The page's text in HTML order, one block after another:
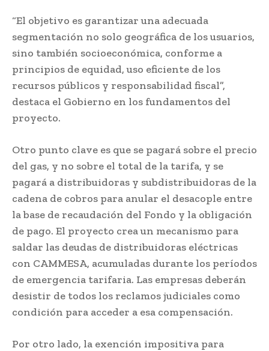
“El objetivo es garantizar una adecuada
segmentación no solo geográfica de los usuarios,
sino también socioeconómica, conforme a
principios de equidad, uso eficiente de los
recursos públicos y responsabilidad fiscal”,
destaca el Gobierno en los fundamentos del
proyecto.
Otro punto clave es que se pagará sobre el precio
del gas, y no sobre el total de la tarifa, y se
pagará a distribuidoras y subdistribuidoras de la
cadena de cobros para anular el desacople entre
la base de recaudación del Fondo y la obligación
de pago. El proyecto crea un mecanismo para
saldar las deudas de distribuidoras eléctricas
con CAMMESA, acumuladas durante los períodos
de emergencia tarifaria. Las empresas deberán
desistir de todos los reclamos judiciales como
condición para acceder a esa compensación.
Por otro lado, la exención impositiva para